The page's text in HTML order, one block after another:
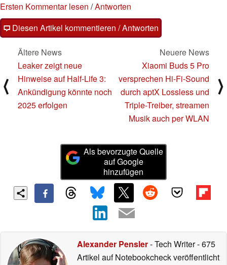
Ersten Kommentar lesen /Antworten
Diesen Artikel kommentieren / Antworten
⟨
Ältere News
Leaker zeigt neue
Hinweise auf Half-Life 3:
Ankündigung könnte noch
2025 erfolgen
Neuere News
Xiaomi Buds 5 Pro
versprechen Hi-Fi-Sound
durch aptX Lossless und
Triple-Treiber, streamen
Musik auch per WLAN
⟩
Als bevorzugte Quelle
auf Google
hinzufügen
Alexander Pensler- Tech Writer- 675
Artikel auf Notebookcheck veröffentlicht